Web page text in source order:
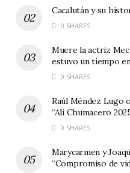
Cacalután y su
0 SHARES
Muere la actriz
estuvo un tiempo
0 SHARES
Raúl Méndez Lugo
“Alí Chumacero
0 SHARES
Marycarmen y
“Compromiso de